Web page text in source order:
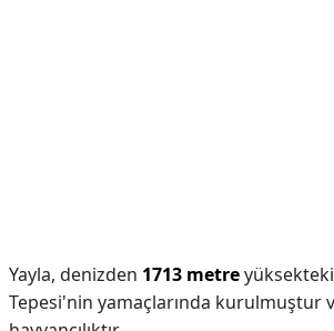
Yayla, denizden 1713 metre
Tepesi'nin yamaçlarında kurulmuştur